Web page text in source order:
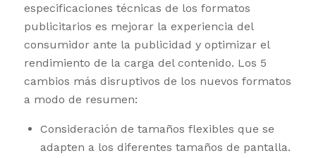
especificaciones técnicas de los formatos
publicitarios es mejorar la experiencia del
consumidor ante la publicidad y optimizar el
rendimiento de la carga del contenido. Los 5
cambios más disruptivos de los nuevos formatos
a modo de resumen:
Consideración de tamaños flexibles que se
adapten a los diferentes tamaños de pantalla.